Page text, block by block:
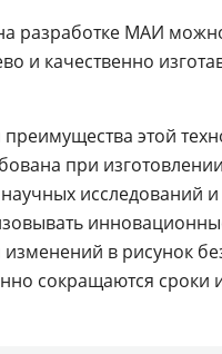
разработке МАИ
и качественно
этой
при
исследований и
в рисунок
сокращаются сроки